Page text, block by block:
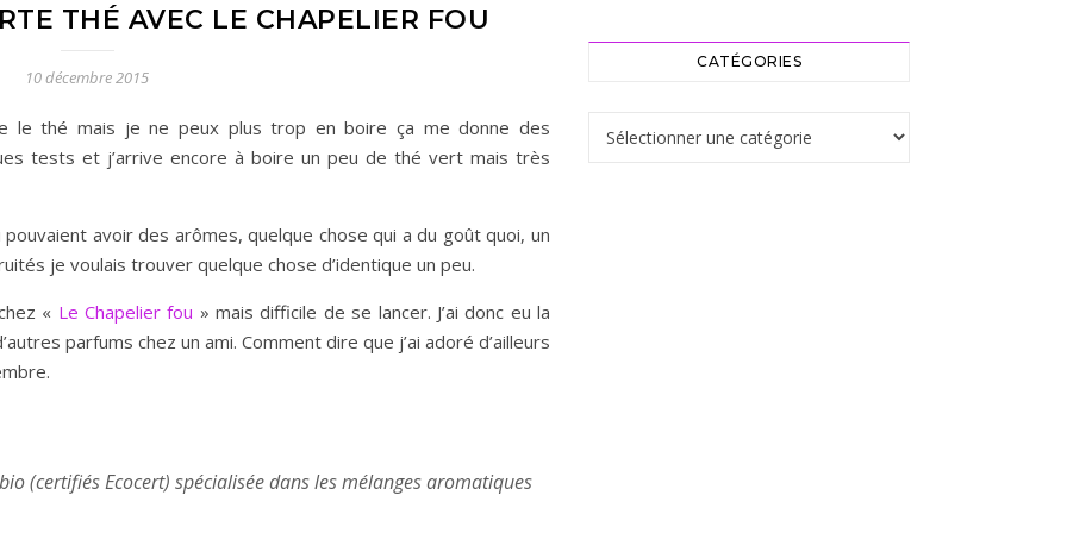
THÉ AVEC LE CHAPELIER FOU
10 décembre 2015
le thé mais je ne peux plus trop en boire ça me donne des
tests et j’arrive encore à boire un peu de thé vert mais très
avoir des arômes, quelque chose qui a du goût quoi, un
je voulais trouver quelque chose d’identique un peu.
« Le Chapelier fou » mais difficile de se lancer. J’ai donc eu la
parfums chez un ami. Comment dire que j’ai adoré d’ailleurs
(certifiés Ecocert) spécialisée dans les mélanges aromatiques
CATÉGORIES
Catégories